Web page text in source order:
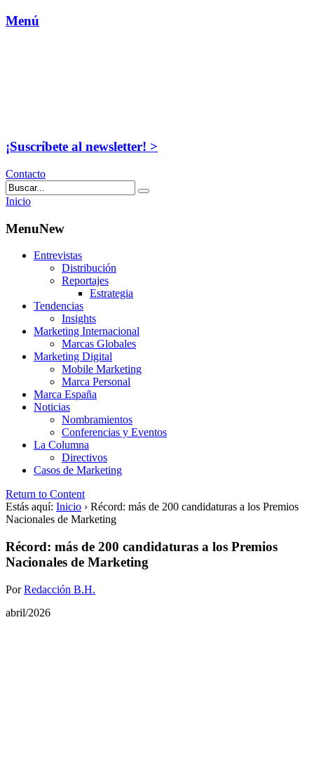
Menú
¡Suscríbete al newsletter! >
Contacto
Inicio
MenuNew
Entrevistas
Distribución
Reportajes
Estrategia
Tendencias
Insights
Marketing Internacional
Marcas Globales
Marketing Digital
Mobile Marketing
Marca Personal
Marca España
Noticias
Nombramientos
Conferencias y Eventos
La Columna
Directivos
Casos de Marketing
Return to Content
Estás aquí: Inicio › Récord: más de 200 candidaturas a los Premios
Nacionales de Marketing
Récord: más de 200 candidaturas a los Premios
Nacionales de Marketing
PorRedacción B.H.
abril/2026